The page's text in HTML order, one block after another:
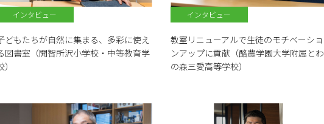
インタビュー
どもたちが自然に集まる、多彩に使え
図書室（開智所沢小学校・中等教育学
インタビュー
教室リニューアルで生徒のモチベーショ
ンアップに貢献（酪農学園大学附属とわ
の森三愛高等学校）